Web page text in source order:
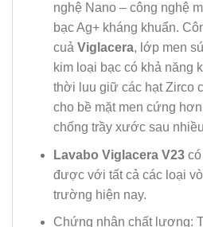
nghệ Nano – công nghệ
bạc Ag+ kháng khuẩn.
cuả Viglacera, lớp men
kim loại bạc có khả năng
thời luu giữ các hạt Zirco
cho bề mặt men cứng
chống trầy xước sau
Lavabo Viglacera V23
được với tất cả các loại
trường hiện nay.
Chứng nhận chất lượng: